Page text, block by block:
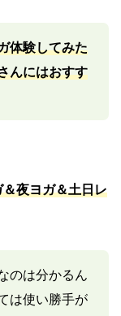
体験してみた
んにはおすす
夜ヨガ＆土日レ
のは分かるん
は使い勝手が